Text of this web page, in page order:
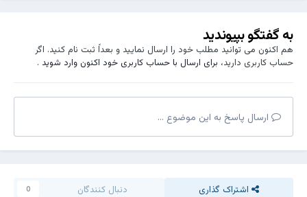
به گفتگو بپیوندید
هم اکنون می توانید مطلب خود را ارسال نمایید و بعداً ثبت نام کنید. اگر
حساب کاربری دارید، برای ارسال با حساب کاربری خود اکنون وارد شوید.
ارسال پاسخ به این موضوع ...
اشتراک گذاری دنبال کنندگان 0